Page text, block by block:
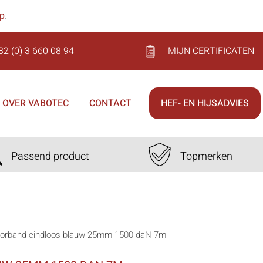
.
(0) 3 660 08 94 MIJN CERTIFICATEN
OVER VABOTEC CONTACT HEF- EN HIJSADVIES
Passend product Topmerken
eindloos blauw 25mm 1500 daN 7m